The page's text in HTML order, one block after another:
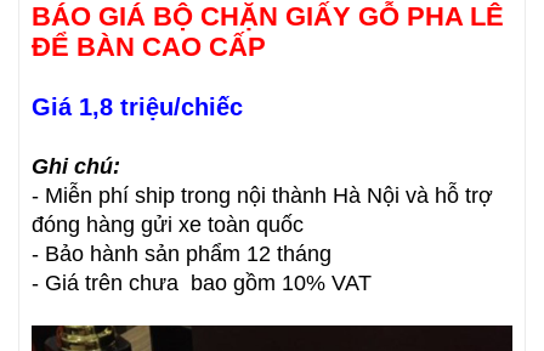
BÁO GIÁ BỘ CHẶN GIẤY GỖ PHA LÊ
ĐỂ BÀN CAO CẤP
Giá 1,8 triệu/chiếc
Ghi chú:
- Miễn phí ship trong nội thành Hà Nội và hỗ trợ
đóng hàng gửi xe toàn quốc
- Bảo hành sản phẩm 12 tháng
- Giá trên chưa bao gồm 10% VAT